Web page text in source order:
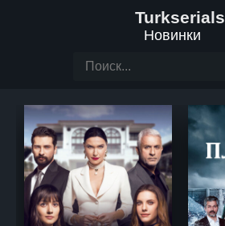
Turkserials
Новинки